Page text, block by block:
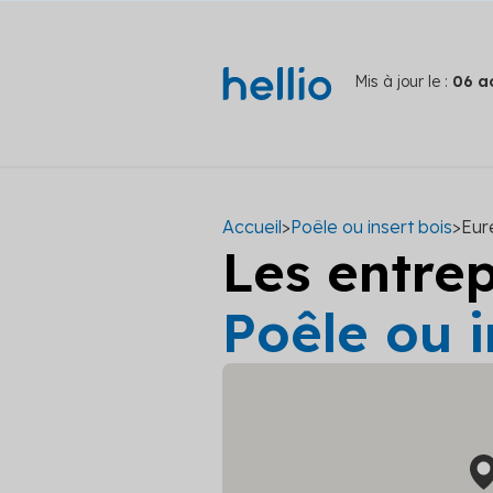
Mis à jour le : 06
Accueil>Poêle ou insert bois>
Les
Poêle ou